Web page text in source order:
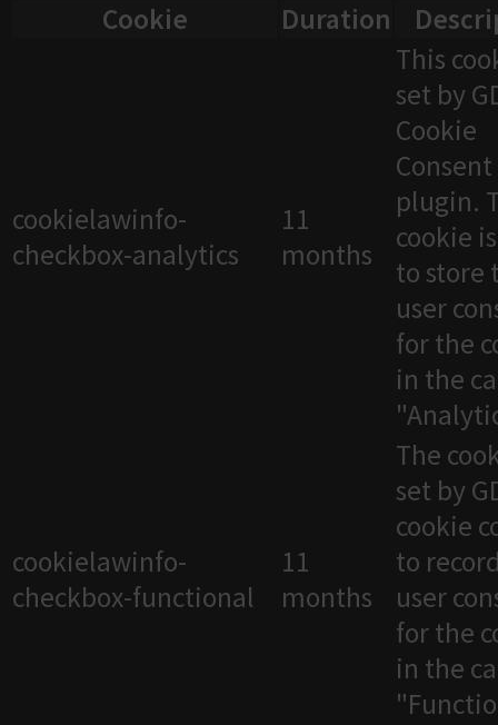
Cookie
Duration
cookielawinfo-
checkbox-analytics
11
months
This
set by
Cookie
Consent
plugin.
cookie
to store
user
for the
in the
cookielawinfo-
checkbox-functional
11
months
The
set by
cookie
to
user
for the
in the